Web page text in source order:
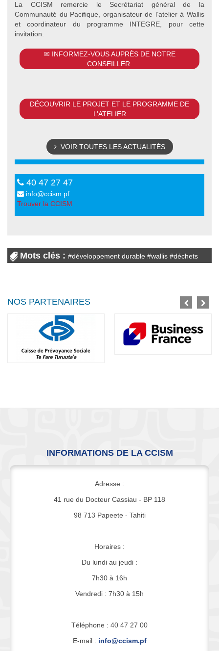
La CCISM remercie le Secrétariat général de la
Communauté du Pacifique, organisateur de l’atelier à Wallis
et coordinateur du programme INTEGRE, pour cette
invitation.
✉ INFORMEZ-VOUS AUPRÈS DE NOTRE
CONSEILLER
DÉCOUVRIR LE PROJET ET LE PROGRAMME DE
L’ATELIER
VOIR TOUTES LES ACTUALITÉS
40 47 27 47
info@ccism.pf
Trouver la CCISM
Mots clés : #développement durable #wallis #déchets
NOS PARTENAIRES
INFORMATIONS DE LA CCISM
Adresse :
41 rue du Docteur Cassiau - BP 118
98 713 Papeete - Tahiti
Horaires :
Du lundi au jeudi :
7h30 à 16h
Vendredi : 7h30 à 15h
Téléphone : 40 47 27 00
E-mail : info@ccism.pf